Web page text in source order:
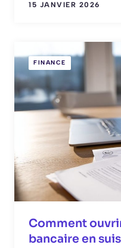
15 JANVIER 2026
FINANCE
Comment
bancaire en